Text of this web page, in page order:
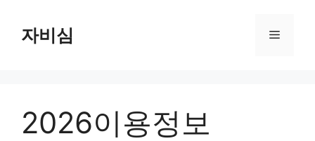
자비심 메
2026이용정보